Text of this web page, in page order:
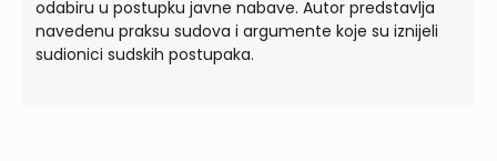
odabiru u postupku javne nabave. Autor predstavlja
navedenu praksu sudova i argumente koje su iznijeli
sudionici sudskih postupaka.